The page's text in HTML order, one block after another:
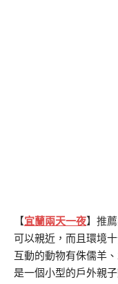
【宜蘭兩天一夜】推薦
可以親近，而且環境
互動的動物有侏儒羊
是一個小型的戶外親